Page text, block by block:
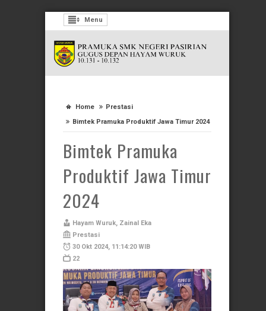
Menu
Home
Prestasi
Bimtek Pramuka Produktif Jawa Timur 2024
Bimtek Pramuka
Produktif Jawa Timur
2024
Hayam Wuruk, Zainal Eka
Prestasi
30 Okt 2024, 11:14:20 WIB
22